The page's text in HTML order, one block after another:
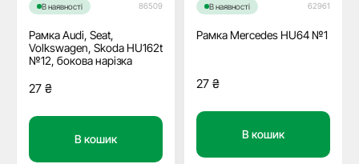
В наявності 86509
Рамка Audi, Seat,
Volkswagen, Skoda HU162t
№12, бокова нарізка
27 ₴
В кошик
В наявності 62961
Рамка Mercedes HU64 №1
27 ₴
В кошик